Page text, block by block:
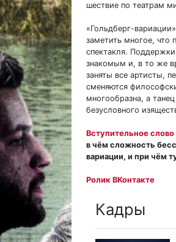
шествие по театрам
«Гольдберг-
заметить многое, что
спектакля.
знакомым и, в то же
заняты все артисты,
сменяются
многообразна, а
безусловного
Вступительное
в чём сложность
вариации, и при чём
Ролик ВКонтакте
Кадры